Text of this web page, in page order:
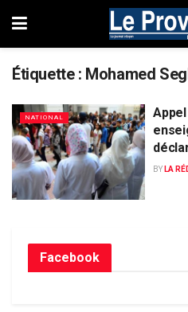
Étiquette : Mohamed
NATIONAL
BY LA
Facebook